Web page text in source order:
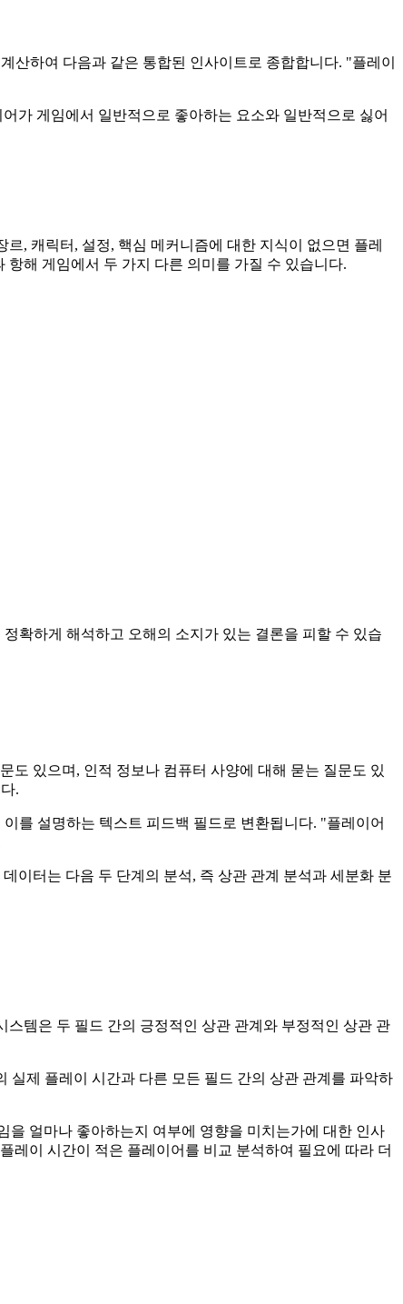
산하여 다음과 같은 통합된 인사이트로 종합합니다. "플레이
가 게임에서 일반적으로 좋아하는 요소와 일반적으로 싫어
, 캐릭터, 설정, 핵심 메커니즘에 대한 지식이 없으면 플레
해 게임에서 두 가지 다른 의미를 가질 수 있습니다.
정확하게 해석하고 오해의 소지가 있는 결론을 피할 수 있습
도 있으며, 인적 정보나 컴퓨터 사양에 대해 묻는 질문도 있
.
를 설명하는 텍스트 피드백 필드로 변환됩니다. "플레이어
이터는 다음 두 단계의 분석, 즉 상관 관계 분석과 세분화 분
템은 두 필드 간의 긍정적인 상관 관계와 부정적인 상관 관
실제 플레이 시간과 다른 모든 필드 간의 상관 관계를 파악하
얼마나 좋아하는지 여부에 영향을 미치는가에 대한 인사
레이 시간이 적은 플레이어를 비교 분석하여 필요에 따라 더